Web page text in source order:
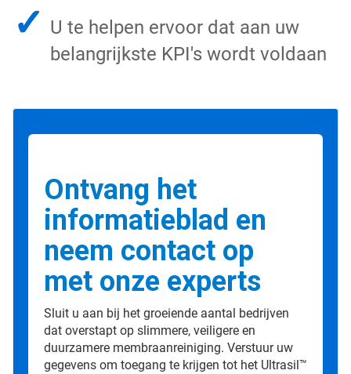
✓ U te helpen ervoor dat aan uw
belangrijkste KPI's wordt voldaan
Ontvang het
informatieblad en
neem contact op
met onze experts
Sluit u aan bij het groeiende aantal bedrijven
dat overstapt op slimmere, veiligere en
duurzamere membraanreiniging. Verstuur uw
gegevens om toegang te krijgen tot het Ultrasil™